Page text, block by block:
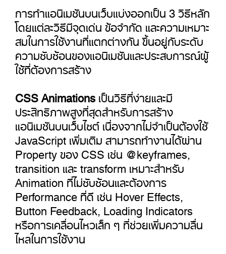
การทำแอนิเมชันบนเว็บแบ่งออกเป็น 3 วิธีหลัก
โดยแต่ละวิธีมีจุดเด่น ข้อจำกัด และความเหมาะ
สมในการใช้งานที่แตกต่างกัน ขึ้นอยู่กับระดับ
ความซับซ้อนของแอนิเมชันและประสบการณ์ผู้
ใช้ที่ต้องการสร้าง
CSS Animationsเป็นวิธีที่ง่ายและมี
ประสิทธิภาพสูงที่สุดสำหรับการสร้าง
แอนิเมชันบนเว็บไซต์ เนื่องจากไม่จำเป็นต้องใช้
JavaScript เพิ่มเติม สามารถทำงานได้ผ่าน
Property ของ CSS เช่น @keyframes,
transition และ transform เหมาะสำหรับ
Animation ที่ไม่ซับซ้อนและต้องการ
Performance ที่ดี เช่น Hover Effects,
Button Feedback, Loading Indicators
หรือการเคลื่อนไหวเล็ก ๆ ที่ช่วยเพิ่มความลื่น
ไหลในการใช้งาน